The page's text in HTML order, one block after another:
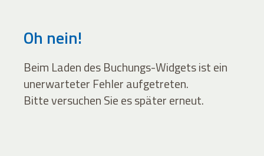
Oh nein!
Beim Laden des Buchungs-Widgets ist ein
unerwarteter Fehler aufgetreten.
Bitte versuchen Sie es später erneut.